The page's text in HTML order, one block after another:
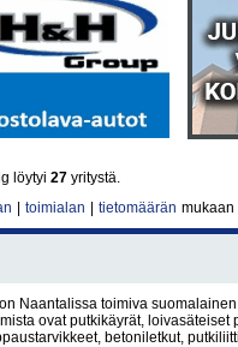
löytyi 27 yritystä.
toimialan tietomäärän mukaan
Naantalissa toimiva
ovat putkikäyrät, loivasäteiset
betoniletkut,